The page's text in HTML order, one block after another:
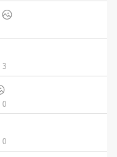
3
0
0